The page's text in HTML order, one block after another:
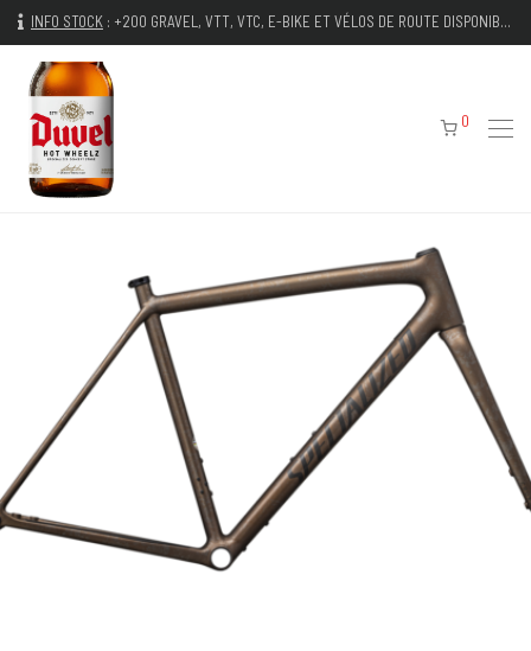
INFO STOCK : +200 GRAVEL, VTT, VTC, E-BIKE ET VÉLOS DE ROUTE DISPONIBLES IMMÉDIATEMENT
0